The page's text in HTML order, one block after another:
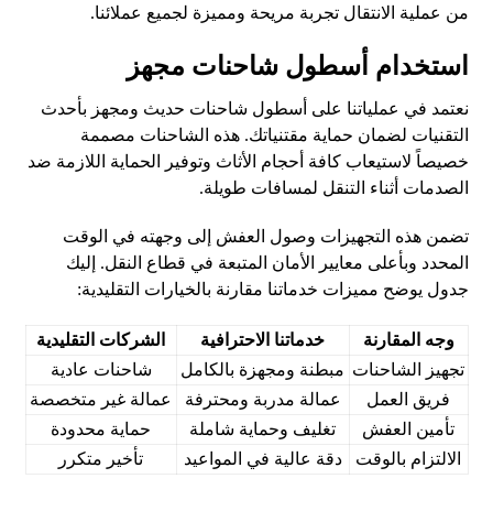
من عملية الانتقال تجربة مريحة ومميزة لجميع عملائنا.
استخدام أسطول شاحنات مجهز
نعتمد في عملياتنا على أسطول شاحنات حديث ومجهز بأحدث
التقنيات لضمان حماية مقتنياتك. هذه الشاحنات مصممة
خصيصاً لاستيعاب كافة أحجام الأثاث وتوفير الحماية اللازمة ضد
الصدمات أثناء التنقل لمسافات طويلة.
تضمن هذه التجهيزات وصول العفش إلى وجهته في الوقت
المحدد وبأعلى معايير الأمان المتبعة في قطاع النقل. إليك
جدول يوضح مميزات خدماتنا مقارنة بالخيارات التقليدية:
وجه المقارنة خدماتنا الاحترافية
الشركات التقليدية
تجهيز الشاحنات مبطنة ومجهزة بالكامل
شاحنات عادية
فريق العمل
عمالة مدربة ومحترفة
عمالة غير متخصصة
تأمين العفش
تغليف وحماية شاملة
حماية محدودة
الالتزام بالوقت
دقة عالية في المواعيد تأخير متكرر